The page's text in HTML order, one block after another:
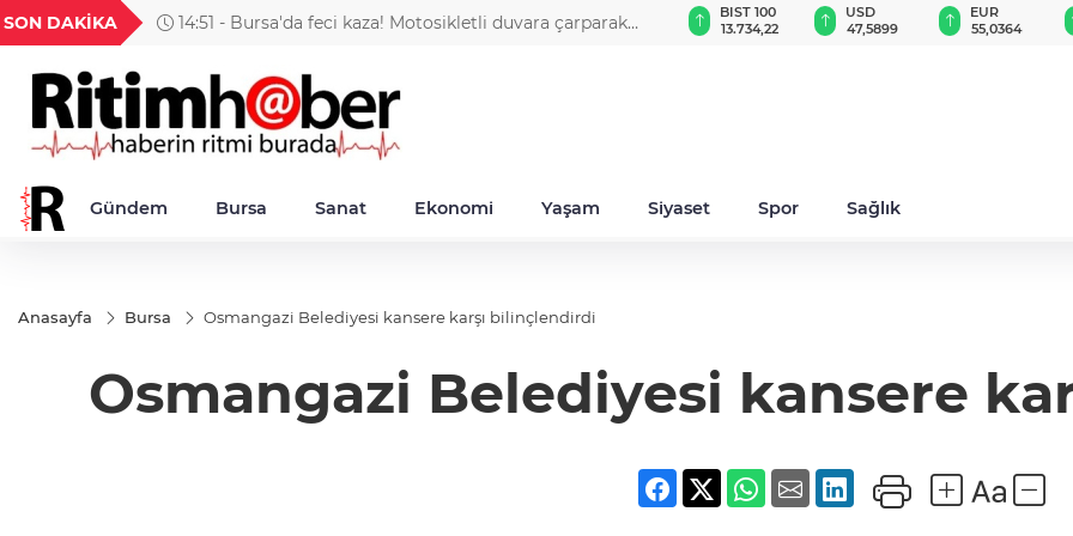
SON DAKİKA
14:51 - Bursa'da feci kaza! Motosikletli duvara çarparak
18,1988
TND
16,2312
BGN
28,0626
VND
0,0018
GAU/TRY
6.490,23
BIST 100
13.734,22
USD
47,5899
EUR
55,0364
Gündem Bursa Sanat Ekonomi Yaşam Siyaset Spor Sağlık
Anasayfa Bursa Osmangazi Belediyesi kansere karşı bilinçlendirdi
Osmangazi Belediyesi kansere